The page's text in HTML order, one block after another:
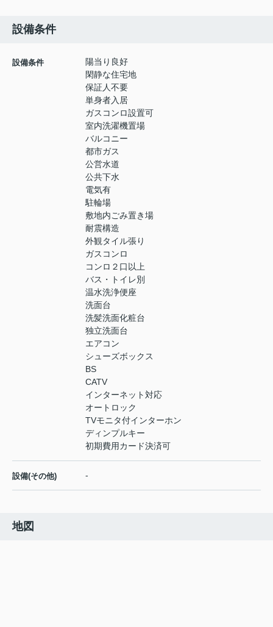
設備条件
設備条件
陽当り良好
閑静な住宅地
保証人不要
単身者入居
ガスコンロ設置可
室内洗濯機置場
バルコニー
都市ガス
公営水道
公共下水
電気有
駐輪場
敷地内ごみ置き場
耐震構造
外観タイル張り
ガスコンロ
コンロ２口以上
バス・トイレ別
温水洗浄便座
洗面台
洗髪洗面化粧台
独立洗面台
エアコン
シューズボックス
BS
CATV
インターネット対応
オートロック
TVモニタ付インターホン
ディンプルキー
初期費用カード決済可
設備(その他) -
地図